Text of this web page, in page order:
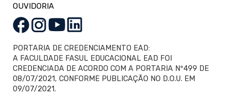
OUVIDORIA
PORTARIA DE CREDENCIAMENTO EAD:
A FACULDADE FASUL EDUCACIONAL EAD FOI
CREDENCIADA DE ACORDO COM A PORTARIA Nº499 DE
08/07/2021, CONFORME PUBLICAÇÃO NO D.O.U. EM
09/07/2021.